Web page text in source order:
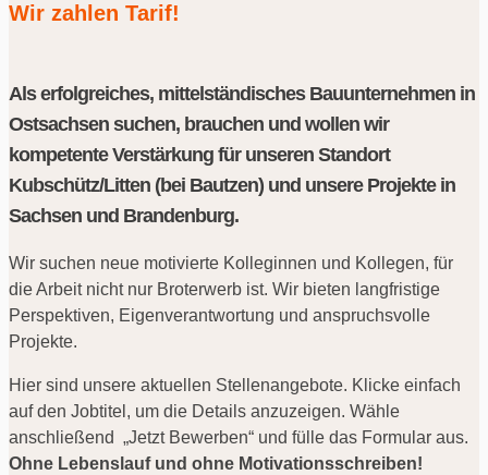
Wir zahlen Tarif!
Als erfolgreiches, mittelständisches Bauunternehmen in
Ostsachsen suchen, brauchen und wollen wir
kompetente Verstärkung für unseren Standort
Kubschütz/Litten (bei Bautzen) und unsere Projekte in
Sachsen und Brandenburg.
Wir suchen neue motivierte Kolleginnen und Kollegen, für
die Arbeit nicht nur Broterwerb ist. Wir bieten langfristige
Perspektiven, Eigenverantwortung und anspruchsvolle
Projekte.
Hier sind unsere aktuellen Stellenangebote. Klicke einfach
auf den Jobtitel, um die Details anzuzeigen. Wähle
anschließend „Jetzt Bewerben“ und fülle das Formular aus.
Ohne Lebenslauf und ohne Motivationsschreiben!